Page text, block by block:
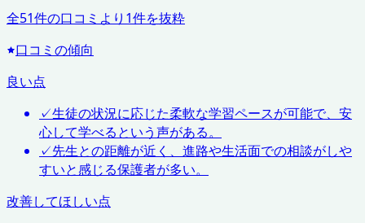
全51件の口コミより 1件を抜粋
口コミの傾向
良い点
✓生徒の状況に応じた柔軟な学習ペースが可能で、安
心して学べるという声がある。
✓先生との距離が近く、進路や生活面での相談がしや
すいと感じる保護者が多い。
改善してほしい点